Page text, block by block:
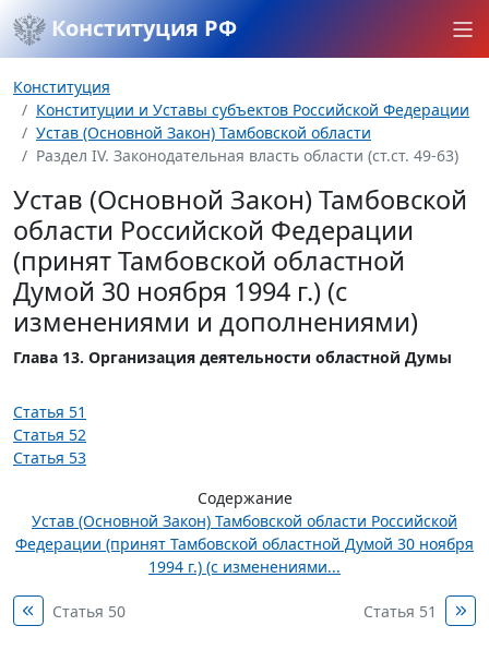
Конституция РФ
Конституция
Конституции и Уставы субъектов Российской Федерации
Устав (Основной Закон) Тамбовской области
Раздел IV. Законодательная власть области (ст.ст. 49-63)
Устав (Основной Закон) Тамбовской
области Российской Федерации
(принят Тамбовской областной
Думой 30 ноября 1994 г.) (с
изменениями и дополнениями)
Глава 13. Организация деятельности областной Думы
Статья 51
Статья 52
Статья 53
Содержание
Устав (Основной Закон) Тамбовской области Российской
Федерации (принят Тамбовской областной Думой 30 ноября
1994 г.) (с изменениями...
Статья 50 Статья 51